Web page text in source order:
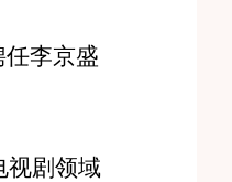
李京盛
视剧领域